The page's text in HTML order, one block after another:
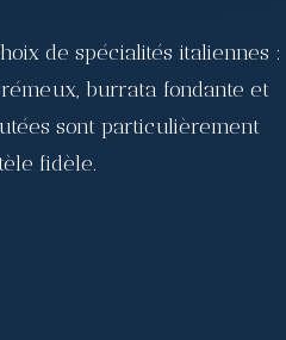
de spécialités italiennes :
burrata fondante et
sont particulièrement
fidèle.